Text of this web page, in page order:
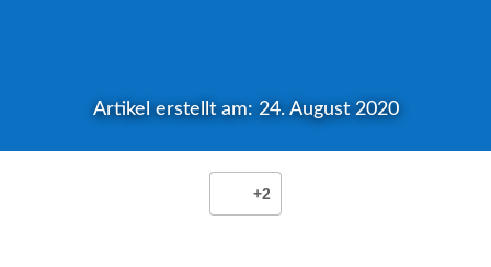
Artikel erstellt am: 24. August 2020
+2